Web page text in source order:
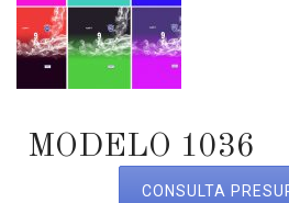
MODELO 1036
CONSULTA